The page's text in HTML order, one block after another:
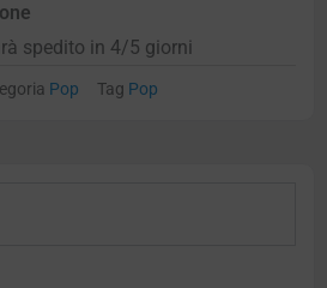
spedito in 4/5 giorni
Pop Tag Pop